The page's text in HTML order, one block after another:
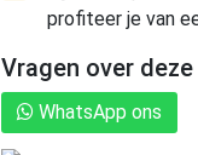
profiteer je van
Vragen over
WhatsApp ons